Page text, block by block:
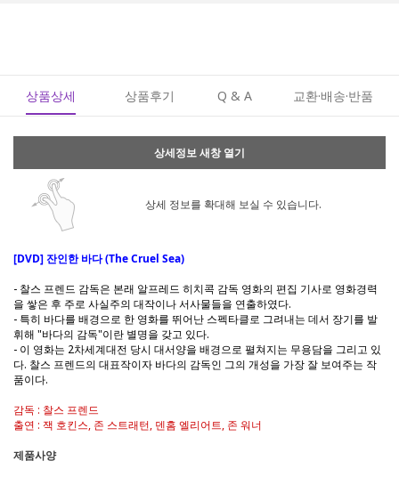
상품상세 상품후기 Q & A 교환·배송·반품
상세정보 새창 열기
상세 정보를 확대해 보실 수 있습니다.
[DVD] 잔인한 바다 (The Cruel Sea)
- 찰스 프렌드 감독은 본래 알프레드 히치콕 감독 영화의 편집 기사로 영화경력
을 쌓은 후 주로 사실주의 대작이나 서사물들을 연출하였다.
- 특히 바다를 배경으로 한 영화를 뛰어난 스펙타클로 그려내는 데서 장기를 발
휘해 "바다의 감독"이란 별명을 갖고 있다.
- 이 영화는 2차세계대전 당시 대서양을 배경으로 펼쳐지는 무용담을 그리고 있
다. 찰스 프렌드의 대표작이자 바다의 감독인 그의 개성을 가장 잘 보여주는 작
품이다.
감독 : 찰스 프렌드
출연 : 잭 호킨스, 존 스트래턴, 덴홈 엘리어트, 존 워너
제품사양